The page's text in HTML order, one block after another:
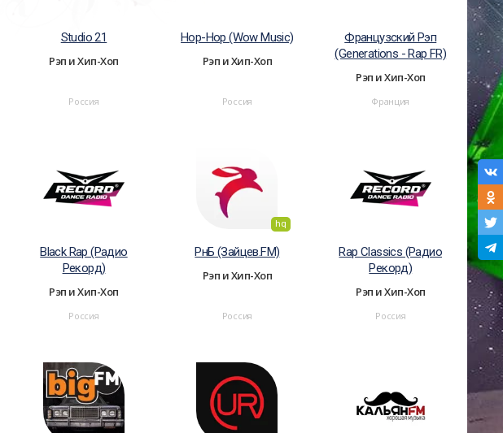
Studio 21
Рэп и Хип-Хоп
Россия
Hop-Hop (Wow Music)
Рэп и Хип-Хоп
Россия
Французский Рэп
(Generations - Rap FR)
Рэп и Хип-Хоп
Франция
Black Rap (Радио
Рекорд)
Рэп и Хип-Хоп
Россия
hq
РнБ (Зайцев.FM)
Рэп и Хип-Хоп
Россия
Rap Classics (Радио
Рекорд)
Рэп и Хип-Хоп
Россия